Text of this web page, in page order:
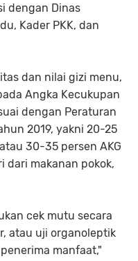
dengan Dinas
Kader PKK, dan
dan nilai gizi menu,
Angka Kecukupan
dengan Peraturan
2019, yakni 20-25
30-35 persen AKG
dari makanan pokok,
cek mutu secara
atau uji organoleptik
manfaat,"